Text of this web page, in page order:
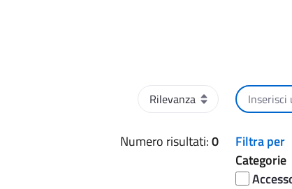
Ordinamento
Numero risultati:0
Cerca per
Filtra per
Categorie